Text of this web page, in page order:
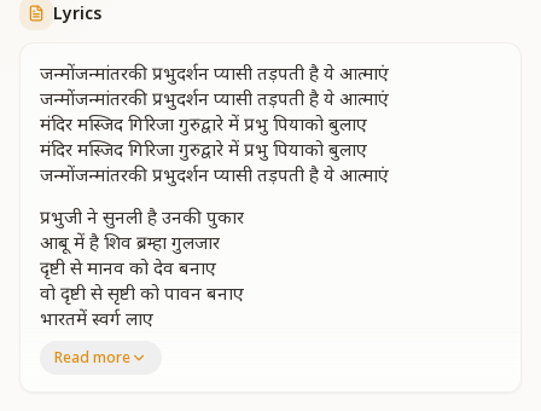
Lyrics
जन्मोंजन्मांतरकी प्रभुदर्शन प्यासी तड़पती है ये आत्माएं
जन्मोंजन्मांतरकी प्रभुदर्शन प्यासी तड़पती है ये आत्माएं
मंदिर मस्जिद गिरिजा गुरुद्वारे में प्रभु पियाको बुलाए
मंदिर मस्जिद गिरिजा गुरुद्वारे में प्रभु पियाको बुलाए
जन्मोंजन्मांतरकी प्रभुदर्शन प्यासी तड़पती है ये आत्माएं
प्रभुजी ने सुनली है उनकी पुकार
आबू में है शिव ब्रम्हा गुलजार
दृष्टी से मानव को देव बनाए
वो दृष्टी से सृष्टी को पावन बनाए
भारतमें स्वर्ग लाए
जन्मोंजन्मांतरकी प्रभुदर्शन प्यासी तड़पती है ये आत्माएं
Read more